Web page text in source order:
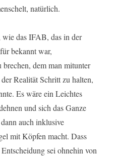
natürlich.
wie das IFAB, das in der
bekannt war,
dem man mitunter
Realität Schritt zu halten,
Es wäre ein Leichtes
und sich das Ganze
auch inklusive
mit Köpfen macht. Dass
sei ohnehin von